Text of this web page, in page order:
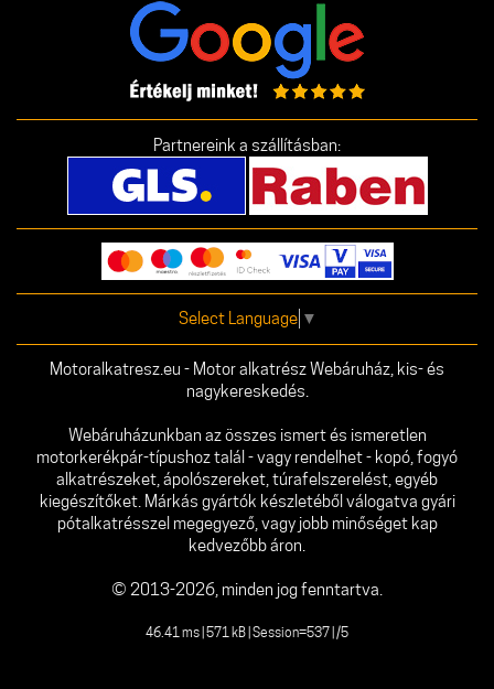
Partnereink a szállításban:
Select Language ▼
Motoralkatresz.eu - Motor alkatrész Webáruház, kis- és
nagykereskedés.
Webáruházunkban az összes ismert és ismeretlen
motorkerékpár-típushoz talál - vagy rendelhet - kopó, fogyó
alkatrészeket, ápolószereket, túrafelszerelést, egyéb
kiegészítőket. Márkás gyártók készletéből válogatva gyári
pótalkatrésszel megegyező, vagy jobb minőséget kap
kedvezőbb áron.
© 2013-2026, minden jog fenntartva.
46.41 ms | 571 kB | Session=537 | /5